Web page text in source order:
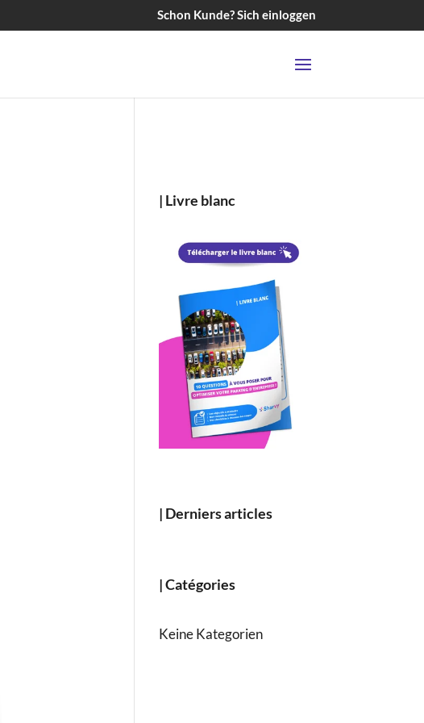
Schon Kunde? Sich einloggen
| Livre blanc
| Derniers articles
|Catégories
Keine Kategorien